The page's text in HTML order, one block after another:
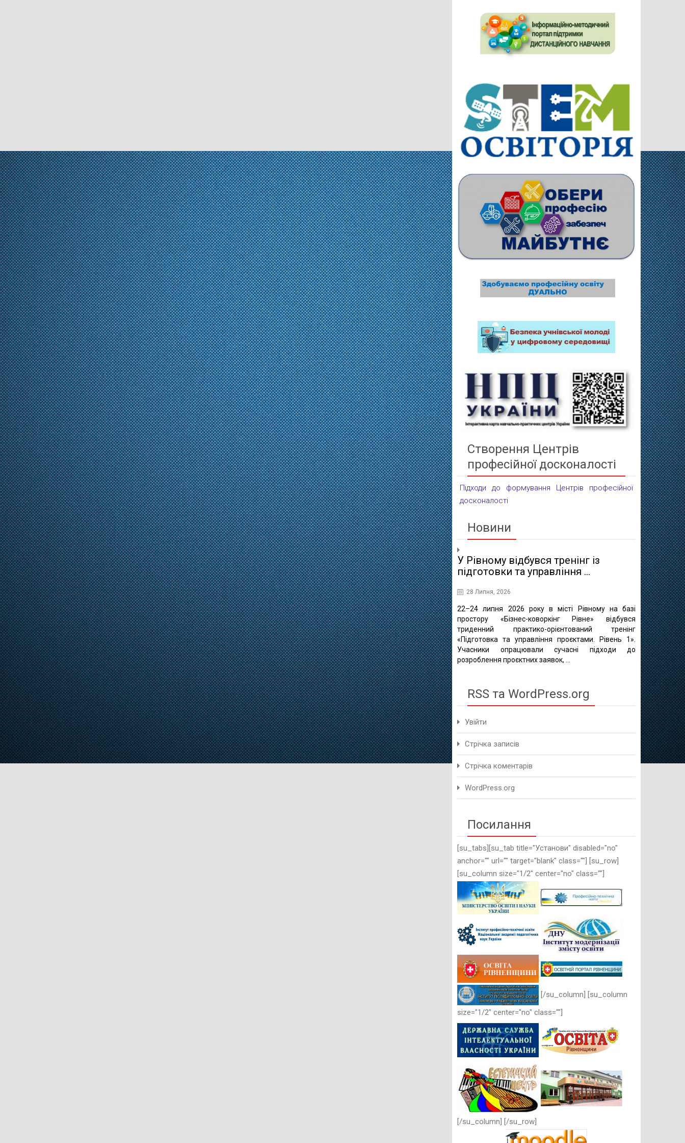
Створення Центрів
професійної досконалості
Підходи до формування Центрів професійної
досконалості
Новини
У Рівному відбувся тренінг із
підготовки та управління ...
28 Липня, 2026
22–24 липня 2026 року в місті Рівному на базі
простору «Бізнес-коворкінг Рівне» відбувся
триденний практико-орієнтований тренінг
«Підготовка та управління проєктами. Рівень 1».
Учасники опрацювали сучасні підходи до
розроблення проєктних заявок, ...
освіти
16 Липня,
10 липня в
відбулася
міста Рівне
методичного
RSS та WordPress.org
Увійти
Стрічка записів
Стрічка коментарів
WordPress.org
Посилання
[su_tabs][su_tab title="Установи" disabled="no"
anchor="" url="" target="blank" class=""] [su_row]
[su_column size="1/2" center="no" class=""]
[/su_column] [su_column
size="1/2" center="no" class=""]
[/su_column] [/su_row]